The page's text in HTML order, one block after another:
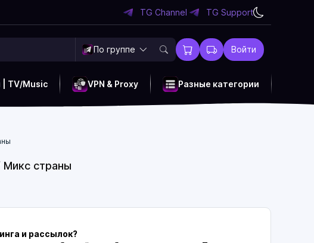
TG Channel TG Support
По группе Войти
TV/Music VPN & Proxy Разные категории
страны
и рассылок?